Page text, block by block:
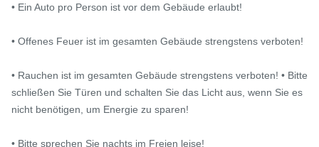
• Ein Auto pro Person ist vor dem Gebäude erlaubt!
• Offenes Feuer ist im gesamten Gebäude strengstens verboten!
• Rauchen ist im gesamten Gebäude strengstens verboten! • Bitte
schließen Sie Türen und schalten Sie das Licht aus, wenn Sie es
nicht benötigen, um Energie zu sparen!
• Bitte sprechen Sie nachts im Freien leise!